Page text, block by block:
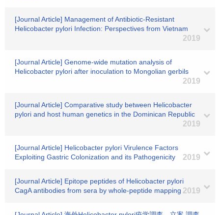
[Journal Article] Management of Antibiotic-Resistant
Helicobacter pylori Infection: Perspectives from Vietnam
2019
[Journal Article] Genome-wide mutation analysis of
Helicobacter pylori after inoculation to Mongolian gerbils
2019
[Journal Article] Comparative study between Helicobacter
pylori and host human genetics in the Dominican Republic
2019
[Journal Article] Helicobacter pylori Virulence Factors
Exploiting Gastric Colonization and its Pathogenicity
2019
[Journal Article] Epitope peptides of Helicobacter pylori
CagA antibodies from sera by whole-peptide mapping 2019